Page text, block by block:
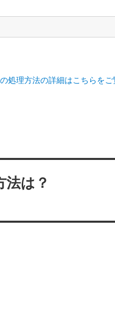
処理方法の詳細はこちらをご
は？